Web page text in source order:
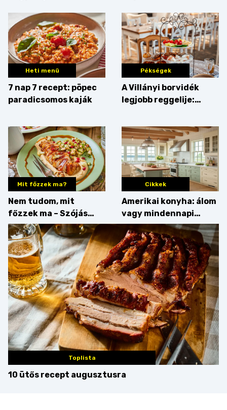
Heti menü
7 nap 7 recept: pöpec
paradicsomos kaják
Pékségek
A Villányi borvidék
legjobb reggelije:
gourmet pékáruk
Palkonyán
Mit főzzek ma?
Nem tudom, mit
főzzek ma – Szójás
sztori
Cikkek
Amerikai konyha: álom
vagy mindennapi
bosszúság? Mutatjuk
az érveket
Toplista
10 ütős recept augusztusra